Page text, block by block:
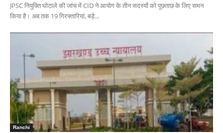
JPSC नियुक्ति घोटाले की जांच में CID ने आयोग के तीन सदस्यों को पूछताछ के लिए समन
किया है। अब तक 19 गिरफ्तारियां, बड़े...
Ranchi